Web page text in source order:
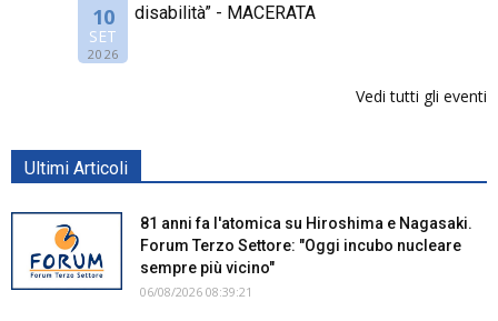
10
SET
2026
disabilità” - MACERATA
Vedi tutti gli eventi
Ultimi Articoli
81 anni fa l'atomica su Hiroshima e Nagasaki.
Forum Terzo Settore: "Oggi incubo nucleare
sempre più vicino"
06/08/2026 08:39:21